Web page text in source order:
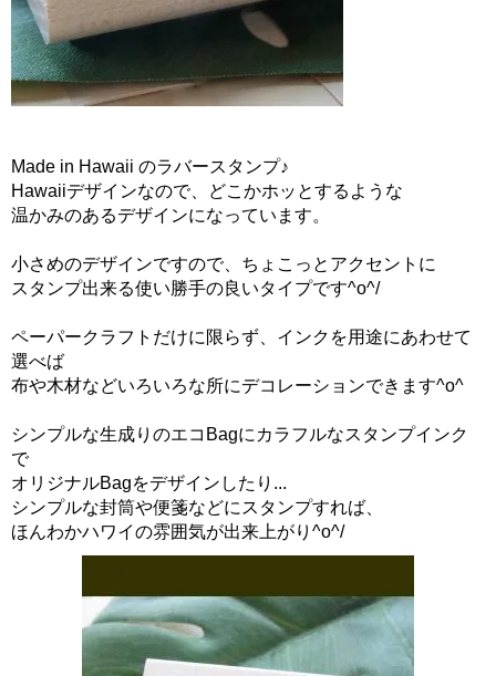
Made in Hawaii のラバースタンプ♪
Hawaiiデザインなので、どこかホッとするような
温かみのあるデザインになっています。
小さめのデザインですので、ちょこっとアクセントに
スタンプ出来る使い勝手の良いタイプです^o^/
ペーパークラフトだけに限らず、インクを用途にあわせて
選べば
布や木材などいろいろな所にデコレーションできます^o^
シンプルな生成りのエコBagにカラフルなスタンプインク
で
オリジナルBagをデザインしたり...
シンプルな封筒や便箋などにスタンプすれば、
ほんわかハワイの雰囲気が出来上がり^o^/